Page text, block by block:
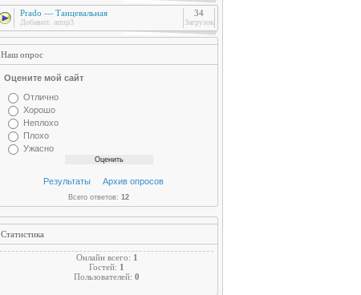
Prado — Танцевальная
Добавил: armp3
34
Загрузок
Наш опрос
Оцените мой сайт
Отлично
Хорошо
Неплохо
Плохо
Ужасно
Результаты Архив опросов
Всего ответов: 12
Статистика
Онлайн всего: 1
Гостей: 1
Пользователей: 0